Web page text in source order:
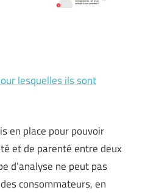
lesquelles ils sont
en place pour pouvoir
et de parenté entre deux
d’analyse ne peut pas
consommateurs, en